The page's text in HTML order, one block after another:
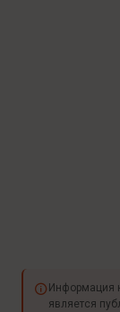
Информация
является